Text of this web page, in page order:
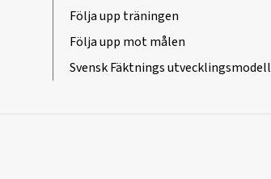
Följa upp träningen
Följa upp mot målen
Svensk Fäktnings utvecklingsmodell